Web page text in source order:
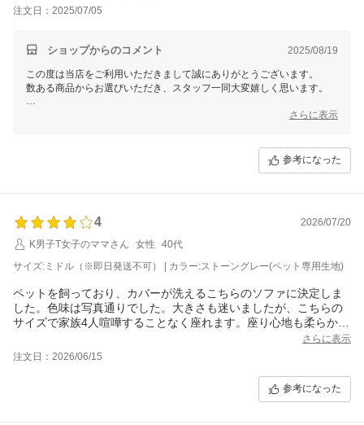
大満足です。ニトリより安くてこのクオリティはさすがです！
してます。
ジックテープでその部分が黒で隙間からみえてちょっと目立ちま
す。
注文日：2025/07/05
ショップからのコメント 2025/08/19
この度は当店をご利用いただきまして誠にありがとうございます。
数ある商品からお選びいただき、スタッフ一同大変嬉しく思います。
これからもお客様にご満足いただける商品をご提供できるようさらに表示
参考になった
4
2026/07/20
K男子T女子のママさん
女性
40代
サイズ:ミドル（※即日発送不可） | カラー:ストーングレー(ペット専用生地)
ペットを飼っており、カバーが洗えるこちらのソファに決定しま
した。色味は写真通りでした。大きさも迷いましたが、こちらの
サイズで家族4人喧嘩することなく座れます。座り心地も柔らかす
ただ、カバーを洗った際、つけるのに苦労したので星-1です。も
う少し、着けやすいといいなと思いました。
さらに表示
注文日：2026/06/15
参考になった